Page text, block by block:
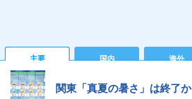
主要 国内 海外
関東「真夏の暑さ」は終了か